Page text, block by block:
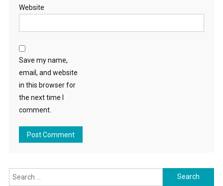
Website
Save my name,
email, and website
in this browser for
the next time I
comment.
Search for: